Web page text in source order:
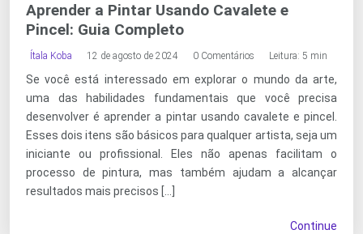
Aprender a Pintar Usando Cavalete e
Pincel: Guia Completo
Ítala Koba 12 de agosto de 2024 0 Comentários Leitura: 5 min
Se você está interessado em explorar o mundo da arte,
uma das habilidades fundamentais que você precisa
desenvolver é aprender a pintar usando cavalete e pincel.
Esses dois itens são básicos para qualquer artista, seja um
iniciante ou profissional. Eles não apenas facilitam o
processo de pintura, mas também ajudam a alcançar
resultados mais precisos […]
Continue